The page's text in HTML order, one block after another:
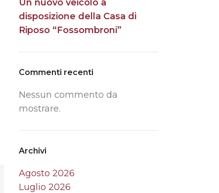
Un nuovo veicolo a
disposizione della Casa di
Riposo “Fossombroni”
Commenti recenti
Nessun commento da
mostrare.
Archivi
Agosto 2026
Luglio 2026